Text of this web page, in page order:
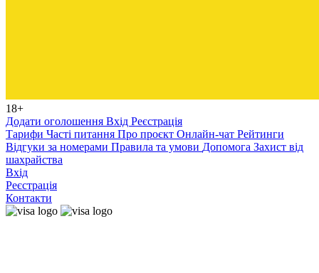
18+
Додати оголошення Вхід Реєстрація
Тарифи Часті питання Про проєкт Онлайн-чат Рейтинги
Відгуки за номерами Правила та умови Допомога Захист від
шахрайства
Вхід
Реєстрація
Контакти